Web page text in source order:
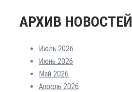
АРХИВ НОВОСТЕЙ
Июль 2026
Июнь 2026
Май 2026
Апрель 2026